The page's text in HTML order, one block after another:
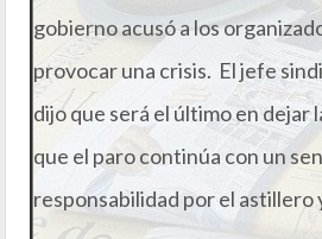
gobierno acusó a los
provocar una crisis. El jefe
dijo que será el último en dejar
que el paro continúa con un
responsabilidad por el astillero